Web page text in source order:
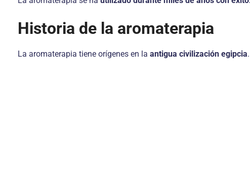
Historia de la aromaterapia
La aromaterapia tiene orígenes en la antigua civilización egipcia